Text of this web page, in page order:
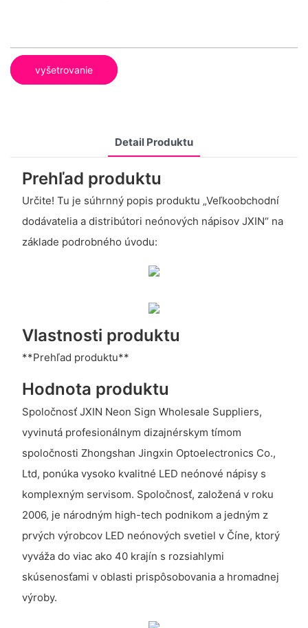
vyšetrovanie
Detail Produktu
Prehľad produktu
Určite! Tu je súhrnný popis produktu „Veľkoobchodní
dodávatelia a distribútori neónových nápisov JXIN“ na
základe podrobného úvodu:
Vlastnosti produktu
**Prehľad produktu**
Hodnota produktu
Spoločnosť JXIN Neon Sign Wholesale Suppliers,
vyvinutá profesionálnym dizajnérskym tímom
spoločnosti Zhongshan Jingxin Optoelectronics Co.,
Ltd, ponúka vysoko kvalitné LED neónové nápisy s
komplexným servisom. Spoločnosť, založená v roku
2006, je národným high-tech podnikom a jedným z
prvých výrobcov LED neónových svetiel v Číne, ktorý
vyváža do viac ako 40 krajín s rozsiahlymi
skúsenosťami v oblasti prispôsobovania a hromadnej
výroby.